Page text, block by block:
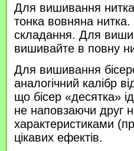
Для вишивання
тонка вовняна
складання. Для
вишивайте в повну
Для вишивання
аналогічний калібр
що бісер «десятка»
не наповзаючи друг
характеристиками
цікавих ефектів.